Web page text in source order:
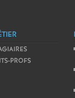
PROFS